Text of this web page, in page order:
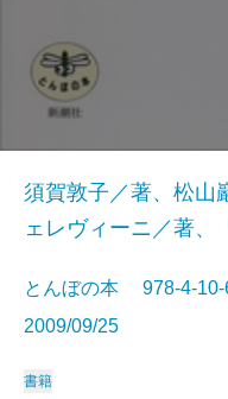
須賀敦子／著、松山
ェレヴィーニ／著、
とんぼの本 978-4-
2009/09/25
書籍